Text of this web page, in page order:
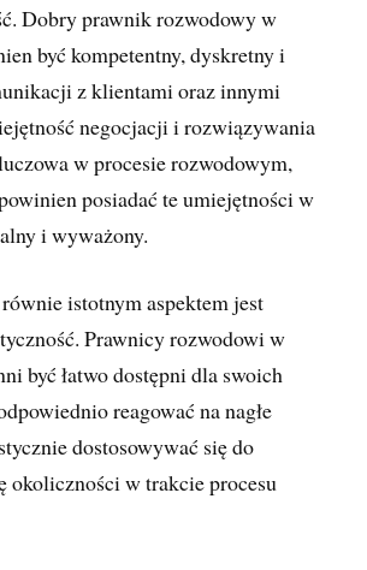
Dobry prawnik rozwodowy w
być kompetentny, dyskretny i
z klientami oraz innymi
negocjacji i rozwiązywania
w procesie rozwodowym,
posiadać te umiejętności w
i wyważony.
istotnym aspektem jest
Prawnicy rozwodowi w
być łatwo dostępni dla swoich
reagować na nagłe
dostosowywać się do
okoliczności w trakcie procesu